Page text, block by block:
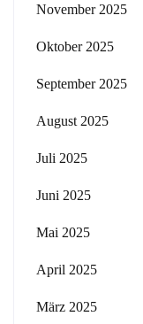
November 2025
Oktober 2025
September 2025
August 2025
Juli 2025
Juni 2025
Mai 2025
April 2025
März 2025